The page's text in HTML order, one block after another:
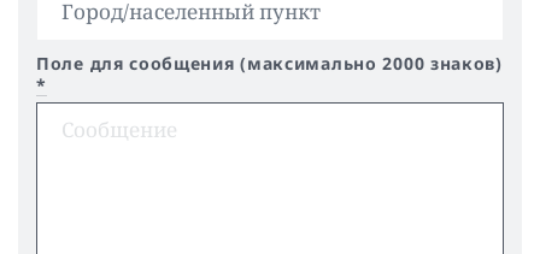
Поле для сообщения (максимально 2000 знаков)
*